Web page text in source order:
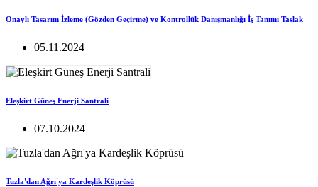
Onaylı Tasarım İzleme (Gözden Geçirme) ve Kontrollük Danışmanlığı İş Tanımı Taslak
05.11.2024
Eleşkirt Güneş Enerji Santrali
07.10.2024
Tuzla'dan Ağrı'ya Kardeşlik Köprüsü